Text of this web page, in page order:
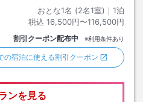
おとな1名 (2名1室)｜ 1泊
税込 16,500円〜116,500円
割引クーポン配布中 ※利用条件あり
の宿泊に使える割引クーポン
ンを見る